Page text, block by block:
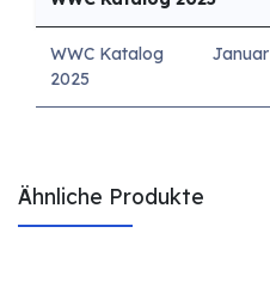
WWC Katalog
2025
Januar
Ähnliche Produkte